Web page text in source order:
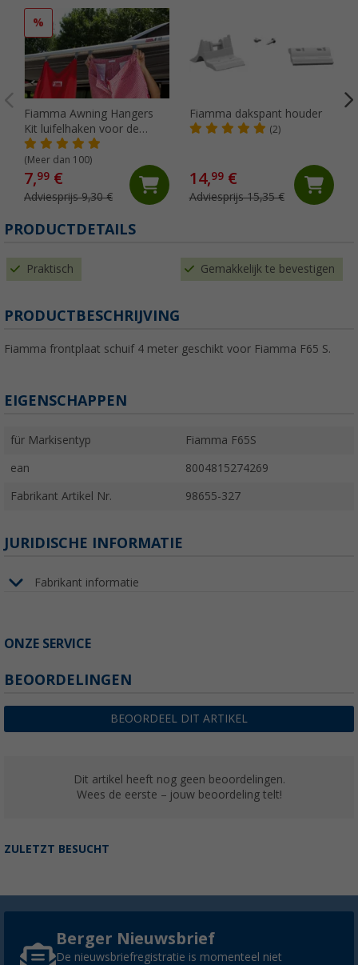
%
Fiamma Awning Hangers
Kit luifelhaken voor de
peesgeleider
(Meer dan 100)
7,99 €
Adviesprijs 9,30 €
Fiamma dakspant houder
(2)
14,99€
Adviesprijs 15,35 €
PRODUCTDETAILS
Praktisch Gemakkelijk te bevestigen
PRODUCTBESCHRIJVING
Fiamma frontplaat schuif 4 meter geschikt voor Fiamma F65 S.
EIGENSCHAPPEN
für Markisentyp Fiamma F65S
ean 8004815274269
Fabrikant Artikel Nr. 98655-327
JURIDISCHE INFORMATIE
Fabrikant informatie
ONZE SERVICE
BEOORDELINGEN
BEOORDEEL DIT ARTIKEL
Dit artikel heeft nog geen beoordelingen.
Wees de eerste – jouw beoordeling telt!
ZULETZT BESUCHT
Berger Nieuwsbrief
De nieuwsbriefregistratie is momenteel niet